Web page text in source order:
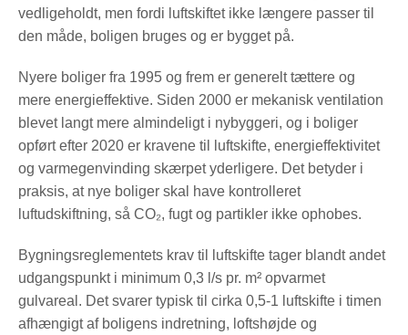
vedligeholdt, men fordi luftskiftet ikke længere passer til
den måde, boligen bruges og er bygget på.
Nyere boliger fra 1995 og frem er generelt tættere og
mere energieffektive. Siden 2000 er mekanisk ventilation
blevet langt mere almindeligt i nybyggeri, og i boliger
opført efter 2020 er kravene til luftskifte, energieffektivitet
og varmegenvinding skærpet yderligere. Det betyder i
praksis, at nye boliger skal have kontrolleret
luftudskiftning, så CO₂, fugt og partikler ikke ophobes.
Bygningsreglementets krav til luftskifte tager blandt andet
udgangspunkt i minimum 0,3 l/s pr. m² opvarmet
gulvareal. Det svarer typisk til cirka 0,5-1 luftskifte i timen
afhængigt af boligens indretning, loftshøjde og